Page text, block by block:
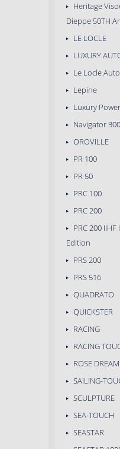
Heritage
Dieppe 50TH
LE LOCLE
LUXURY
Le Locle
Lepine
Luxury
Navigator
OROVILLE
PR 100
PR 50
PRC 100
PRC 200
PRC 200
Edition
PRS 200
PRS 516
QUADRATO
QUICKSTER
RACING
RACING
ROSE DREAM
SAILING-
SCULPTURE
SEA-TOUCH
SEASTAR